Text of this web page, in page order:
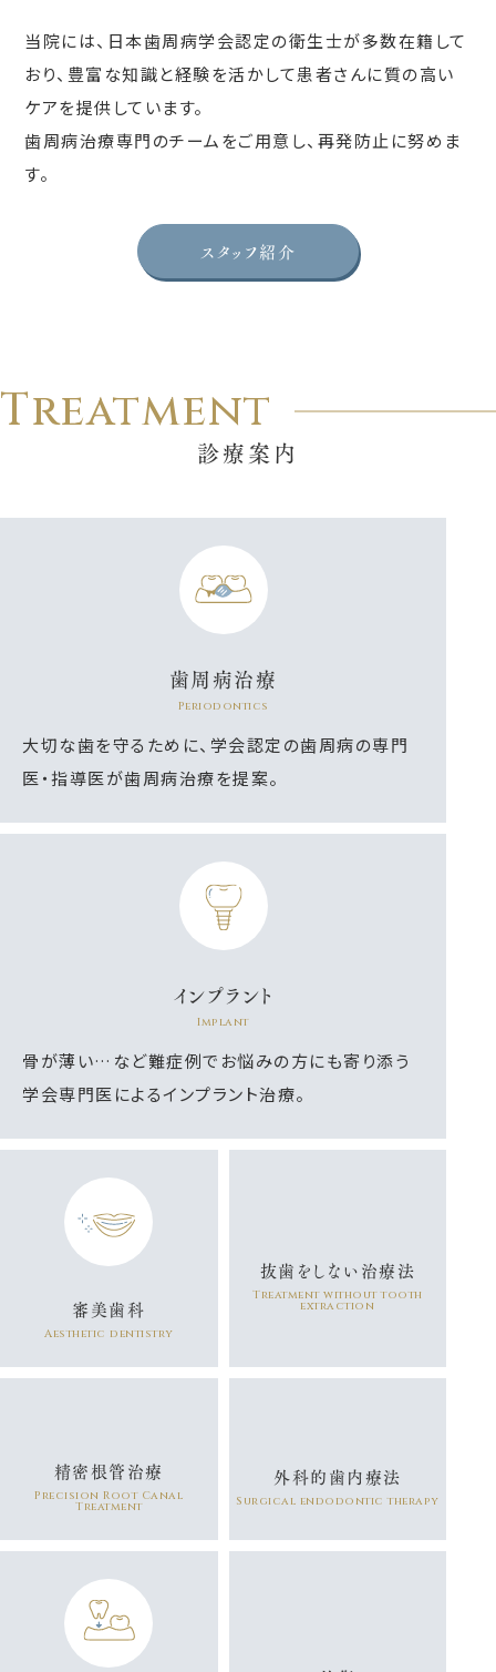
当院には、日本歯周病学会認定の衛生士が多数在籍して
おり、豊富な知識と経験を活かして患者さんに質の高い
ケアを提供しています。
歯周病治療専門のチームをご用意し、再発防止に努めま
す。
スタッフ紹介
Treatment
診療案内
歯周病治療
Periodontics
大切な歯を守るために、学会認定の歯周病の専門
医・指導医が歯周病治療を提案。
インプラント
Implant
骨が薄い…など難症例でお悩みの方にも寄り添う
学会専門医によるインプラント治療。
審美歯科
Aesthetic dentistry
抜歯をしない治療法
Treatment without tooth
extraction
精密根管治療
Precision Root Canal
Treatment
外科的歯内療法
Surgical endodontic therapy